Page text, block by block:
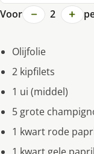
Voor − 2 +
Olijfolie
2 kipfilets
1 ui (middel)
5 grote
1 kwart rode